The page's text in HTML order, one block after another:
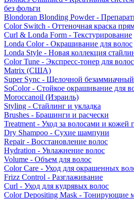
без фольги
Blondoran Blonding Powder -
Color Switch - Оттеночная краска
Curl & Londa Form - Текстурирование
Londa Color - Окрашивание для волос
Londa Style - Новая коллекция
Color Tune - Экспресс-тонер для волос
Matrix (США)
Super Sync - Щелочной безаммиачный
SoColor - Стойкое окрашивание для
Moroccanoil (Израиль)
Styling - Стайлинг и укладка
Brushes - Брашинги и расчески
Treatment - Уход за волосами и кожей
Dry Shampoo - Сухие шампуни
Repair - Восстановление волос
Hydration - Увлажнение волос
Volume - Объем для волос
Color Care - Уход для окрашенных
Frizz Control - Разглаживание
Curl - Уход для кудрявых волос
Color Depositing Mask - Тонирующие